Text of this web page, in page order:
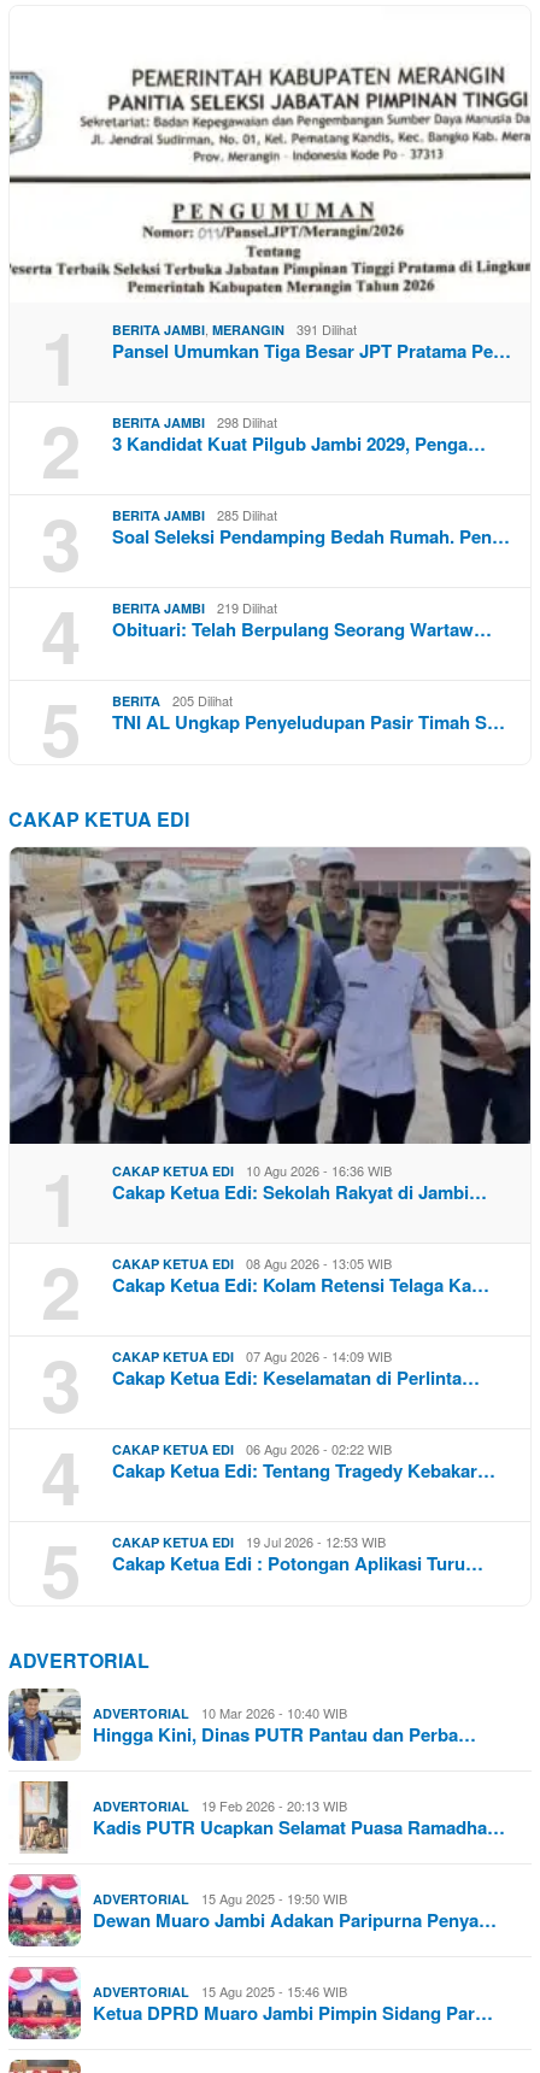
1 BERITA JAMBI, MERANGIN 391 Dilihat
Pansel Umumkan Tiga Besar JPT Pratama Pe…
2 BERITA JAMBI 298 Dilihat
3 Kandidat Kuat Pilgub Jambi 2029, Penga…
3 BERITA JAMBI 285 Dilihat
Soal Seleksi Pendamping Bedah Rumah. Pen…
4 BERITA JAMBI 219 Dilihat
Obituari: Telah Berpulang Seorang Wartaw…
5 BERITA 205 Dilihat
TNI AL Ungkap Penyeludupan Pasir Timah S…
CAKAP KETUA EDI
1 CAKAP KETUA EDI 10 Agu 2026 - 16:36 WIB
Cakap Ketua Edi: Sekolah Rakyat di Jambi…
2 CAKAP KETUA EDI 08 Agu 2026 - 13:05 WIB
Cakap Ketua Edi: Kolam Retensi Telaga Ka…
3 CAKAP KETUA EDI 07 Agu 2026 - 14:09 WIB
Cakap Ketua Edi: Keselamatan di Perlinta…
4 CAKAP KETUA EDI 06 Agu 2026 - 02:22 WIB
Cakap Ketua Edi: Tentang Tragedy Kebakar…
5 CAKAP KETUA EDI 19 Jul 2026 - 12:53 WIB
Cakap Ketua Edi : Potongan Aplikasi Turu…
ADVERTORIAL
ADVERTORIAL 10 Mar 2026 - 10:40 WIB
Hingga Kini, Dinas PUTR Pantau dan Perba…
ADVERTORIAL 19 Feb 2026 - 20:13 WIB
Kadis PUTR Ucapkan Selamat Puasa Ramadha…
ADVERTORIAL 15 Agu 2025 - 19:50 WIB
Dewan Muaro Jambi Adakan Paripurna Penya…
ADVERTORIAL 15 Agu 2025 - 15:46 WIB
Ketua DPRD Muaro Jambi Pimpin Sidang Par…